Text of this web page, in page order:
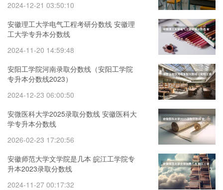
2024-12-21 03:50:10
安徽理工大学电气工程考研分数线 安徽理
工大学专升本分数线
2024-11-20 14:59:48
安阳工学院河南录取分数线（安阳工学院
专升本分数线2023）
2024-12-23 06:00:50
安微医科大学2025录取分数线 安徽医科大
学专升本分数线
2026-02-23 17:20:56
安徽师范大学文学院是几本 皖江工学院专
升本2023录取分数线
2024-11-27 00:17:32